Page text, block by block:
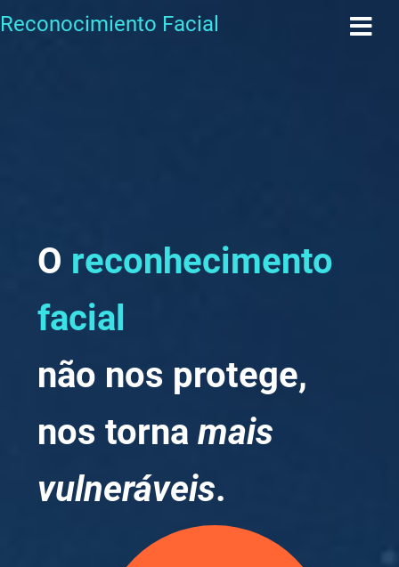
Reconocimiento Facial
O reconhecimento
facial
não nos protege,
nos torna mais
vulneráveis.